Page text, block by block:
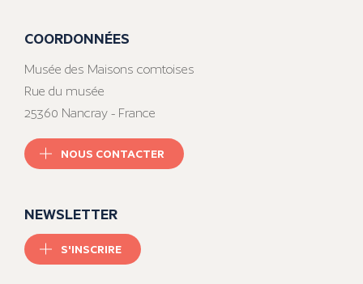
COORDONNÉES
Musée des Maisons comtoises
Rue du musée
25360 Nancray - France
NOUS CONTACTER
NEWSLETTER
S'INSCRIRE